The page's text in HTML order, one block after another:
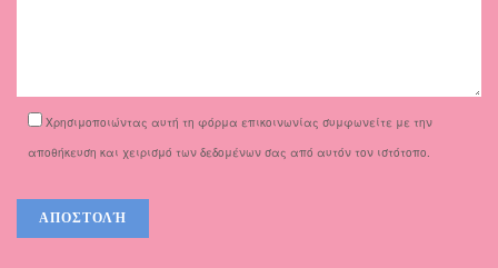
Χρησιμοποιώντας αυτή τη φόρμα επικοινωνίας συμφωνείτε με την
αποθήκευση και χειρισμό των δεδομένων σας από αυτόν τον ιστότοπο.